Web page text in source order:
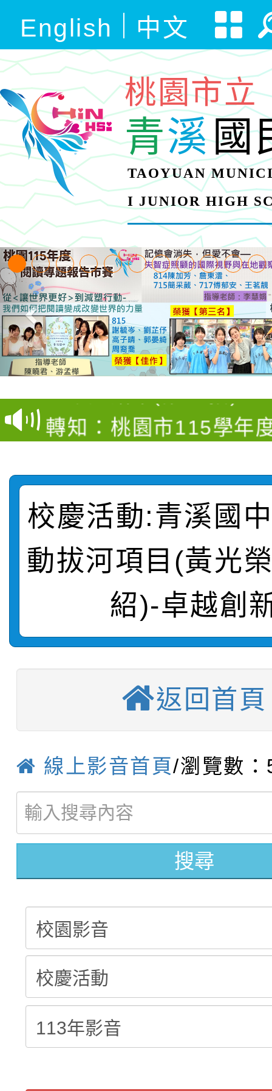
English 中文
桃園市立
青溪國
TAOYUAN
I JUNIOR HIGH
【甄選結果(第4招)】
結果(第4招)
學年度第1學期第7次代
轉知：桃園市115學年
賽實施要點
比賽實施要點」
轉知：「115年金融知
動辦法」
轉知臺中市政府政風處
城市手牽手，綠能透明
畫影片一案
轉知：「115學年度全
劇比賽實施要點」及修
轉知：桃園市115年度
敬師藝文競賽』實施計
【甄選結果(第11招)】
結果(第11招)
學年度第1學期第9次
結果(第3招)
【甄選結果(第4招)】
學年度第1學期第9次代
結果(第4招)
學年度第1學期第7次代
結果(第12招)
轉知：桃園市115學年
賽及師生本土語及新住
賽實施要點
轉知：「桃園市115學
比賽實施要點」
轉知：「115年金融知
轉知臺中市政府政風處
畫影片一案
劇比賽實施要點」及修
表
轉知：桃園市115年度
敬師藝文競賽』實施計
【甄選結果(第11招)】
學年度第1學期第7次代
結果(第11招)
【甄選結果(第3招)】
學年度第1學期第9次代
校慶活動:青溪國
動拔河項目(黃光
紹)-卓越創
返回首頁
線上影音首頁/瀏覽數
搜尋